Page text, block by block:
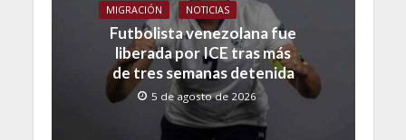
MIGRACIÓN
NOTICIAS
Futbolista venezolana fue
liberada por ICE tras más
de tres semanas detenida
5 de agosto de 2026